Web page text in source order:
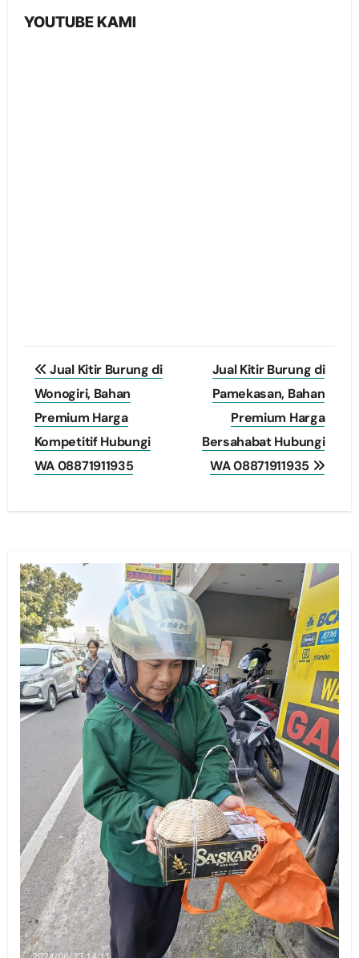
YOUTUBE KAMI
Post
navigation
Jual Kitir Burung di
Wonogiri, Bahan
Premium Harga
Kompetitif Hubungi
WA 08871911935
Jual Kitir Burung di
Pamekasan, Bahan
Premium Harga
Bersahabat Hubungi
WA 08871911935